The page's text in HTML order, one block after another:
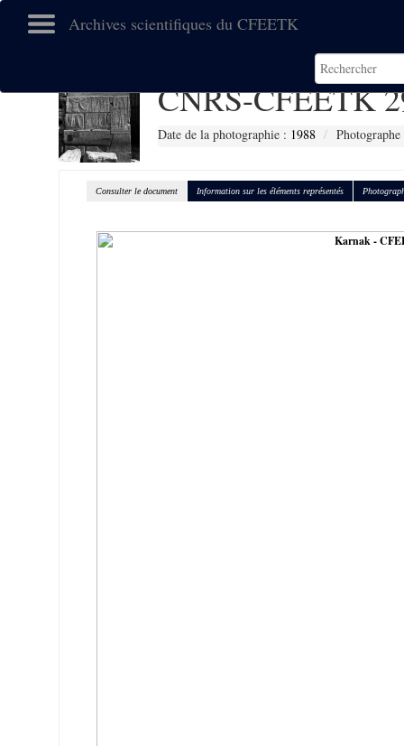
Archives scientifiques du CFEETK
CNRS-CFEETK
Date de la photographie : 1988
Consulter le document Information sur les éléments représentés